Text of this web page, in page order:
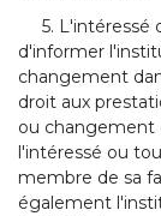
5. L'intéressé
d'informer
changement
droit aux
ou changement
l'intéressé ou
membre de sa
également